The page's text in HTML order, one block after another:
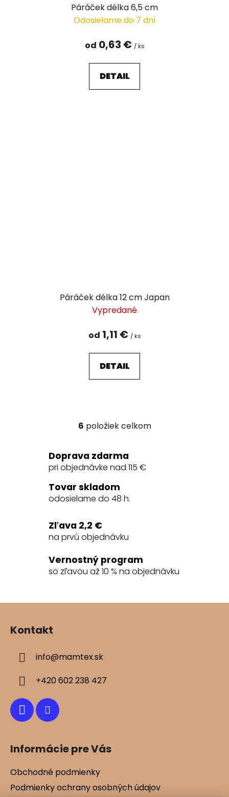
Páráček délka 6,5 cm
Odosielame do 7 dní
od 0,63 € / ks
DETAIL
Páráček délka 12 cm Japan
Vypredané
od 1,11 € / ks
DETAIL
O
l
á
a
c
p
r
v
k
y
ý
6 položiek celkom
Doprava zdarma
pri objednávke nad 115 €
Tovar skladom
odosielame do 48 h.
Zľava 2,2 €
na prvú objednávku
Vernostný program
so zľavou až 10 % na objednávku
Kontakt
info@mamtex.sk
+420 602 238 427
Informácie pre Vás
Obchodné podmienky
Podmienky ochrany osobných údajov